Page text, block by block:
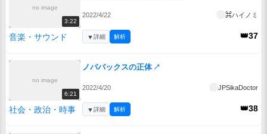
no image
3:22
2022/4/22 ⌘ハイノミ
音楽・サウンド 👑37
▼詳細 解析
no image
6:21
ノババックスの正体 ↗
2022/4/20 JPSikaDoctor
社会・政治・時事 👑38
▼詳細 解析